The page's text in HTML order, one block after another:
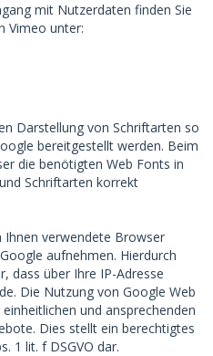
mit Nutzerdaten finden Sie
Vimeo unter:
Darstellung von Schriftarten so
bereitgestellt werden. Beim
die benötigten Web Fonts in
Schriftarten korrekt
Ihnen verwendete Browser
aufnehmen. Hierdurch
dass über Ihre IP-Adresse
Die Nutzung von Google Web
und ansprechenden
Dies stellt ein berechtigtes
1 lit. f DSGVO dar.